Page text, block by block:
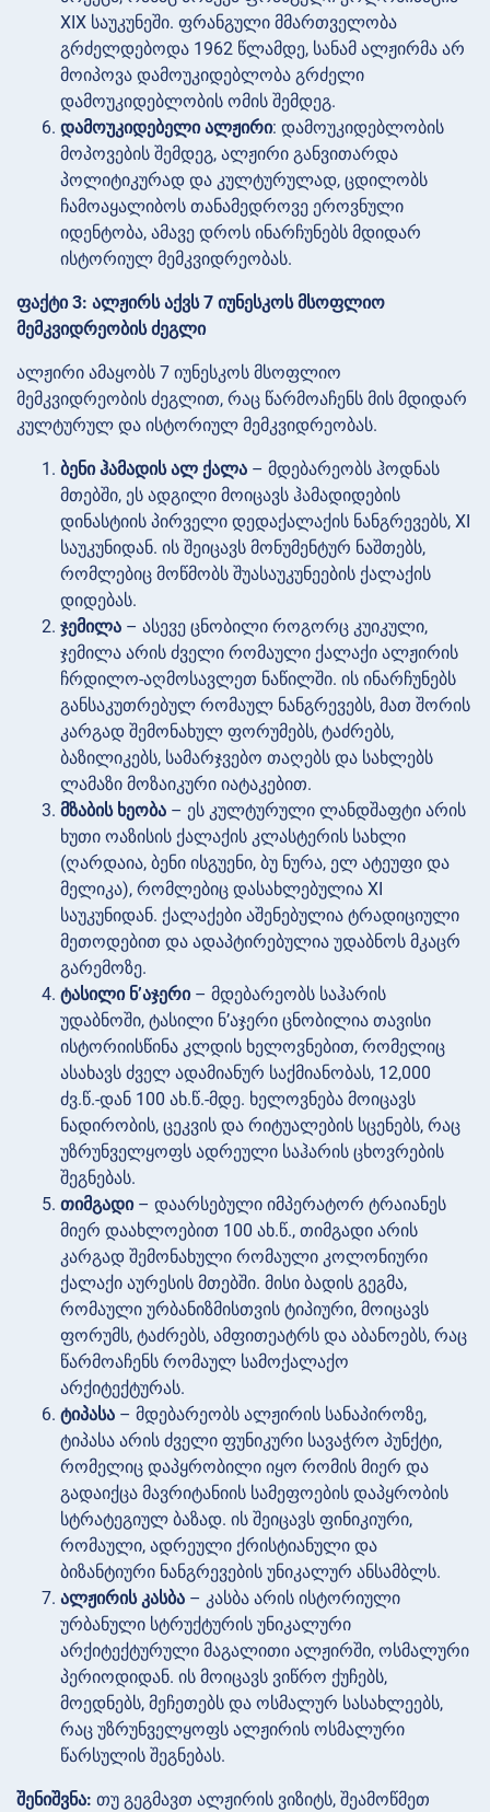
XIX საუკუნეში. ფრანგული მმართველობა
გრძელდებოდა 1962 წლამდე, სანამ ალჟირმა არ
მოიპოვა დამოუკიდებლობა გრძელი
დამოუკიდებლობის ომის შემდეგ.
დამოუკიდებელი ალჟირი: დამოუკიდებლობის
მოპოვების შემდეგ, ალჟირი განვითარდა
პოლიტიკურად და კულტურულად, ცდილობს
ჩამოაყალიბოს თანამედროვე ეროვნული
იდენტობა, ამავე დროს ინარჩუნებს მდიდარ
ისტორიულ მემკვიდრეობას.
ფაქტი 3: ალჟირს აქვს 7 იუნესკოს მსოფლიო
მემკვიდრეობის ძეგლი
ალჟირი ამაყობს 7 იუნესკოს მსოფლიო
მემკვიდრეობის ძეგლით, რაც წარმოაჩენს მის მდიდარ
კულტურულ და ისტორიულ მემკვიდრეობას.
ბენი ჰამადის ალ ქალა – მდებარეობს ჰოდნას
მთებში, ეს ადგილი მოიცავს ჰამადიდების
დინასტიის პირველი დედაქალაქის ნანგრევებს, XI
საუკუნიდან. ის შეიცავს მონუმენტურ ნაშთებს,
რომლებიც მოწმობს შუასაუკუნეების ქალაქის
დიდებას.
ჯემილა – ასევე ცნობილი როგორც კუიკული,
ჯემილა არის ძველი რომაული ქალაქი ალჟირის
ჩრდილო-აღმოსავლეთ ნაწილში. ის ინარჩუნებს
განსაკუთრებულ რომაულ ნანგრევებს, მათ შორის
კარგად შემონახულ ფორუმებს, ტაძრებს,
ბაზილიკებს, სამარჯვებო თაღებს და სახლებს
ლამაზი მოზაიკური იატაკებით.
მზაბის ხეობა – ეს კულტურული ლანდშაფტი არის
ხუთი ოაზისის ქალაქის კლასტერის სახლი
(ღარდაია, ბენი ისგუენი, ბუ ნურა, ელ ატეუფი და
მელიკა), რომლებიც დასახლებულია XI
საუკუნიდან. ქალაქები აშენებულია ტრადიციული
მეთოდებით და ადაპტირებულია უდაბნოს მკაცრ
გარემოზე.
ტასილი ნ’აჯერი– მდებარეობს საჰარის
უდაბნოში, ტასილი ნ’აჯერი ცნობილია თავისი
ისტორიისწინა კლდის ხელოვნებით, რომელიც
ასახავს ძველ ადამიანურ საქმიანობას, 12,000
ძვ.წ.-დან 100 ახ.წ.-მდე. ხელოვნება მოიცავს
ნადირობის, ცეკვის და რიტუალების სცენებს, რაც
უზრუნველყოფს ადრეული საჰარის ცხოვრების
შეგნებას.
თიმგადი– დაარსებული იმპერატორ ტრაიანეს
მიერ დაახლოებით 100 ახ.წ., თიმგადი არის
კარგად შემონახული რომაული კოლონიური
ქალაქი აურესის მთებში. მისი ბადის გეგმა,
რომაული ურბანიზმისთვის ტიპიური, მოიცავს
ფორუმს, ტაძრებს, ამფითეატრს და აბანოებს, რაც
წარმოაჩენს რომაულ სამოქალაქო
არქიტექტურას.
ტიპასა – მდებარეობს ალჟირის სანაპიროზე,
ტიპასა არის ძველი ფუნიკური სავაჭრო პუნქტი,
რომელიც დაპყრობილი იყო რომის მიერ და
გადაიქცა მავრიტანიის სამეფოების დაპყრობის
სტრატეგიულ ბაზად. ის შეიცავს ფინიკიური,
რომაული, ადრეული ქრისტიანული და
ბიზანტიური ნანგრევების უნიკალურ ანსამბლს.
ალჟირის კასბა – კასბა არის ისტორიული
ურბანული სტრუქტურის უნიკალური
არქიტექტურული მაგალითი ალჟირში, ოსმალური
პერიოდიდან. ის მოიცავს ვიწრო ქუჩებს,
მოედნებს, მეჩეთებს და ოსმალურ სასახლეებს,
რაც უზრუნველყოფს ალჟირის ოსმალური
წარსულის შეგნებას.
შენიშვნა: თუ გეგმავთ ალჟირის ვიზიტს, შეამოწმეთ